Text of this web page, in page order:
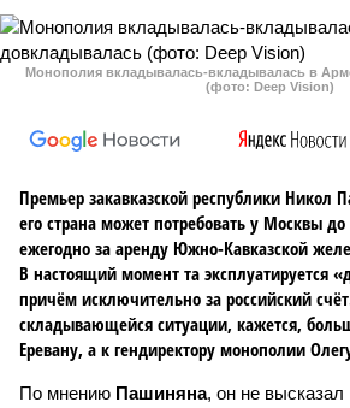
Монополия вкладывалась-вкладывалась в
(фото: Deep Vision)
Премьер закавказской республики Никол
его страна может потребовать у Москвы
ежегодно за аренду Южно-Кавказской
В настоящий момент та эксплуатируется
причём исключительно за российский
складывающейся ситуации, кажется,
Еревану, а к гендиректору монополии
По мнению Пашиняна, он не высказал